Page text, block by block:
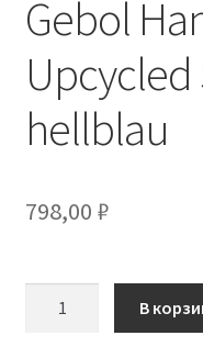
Gebol
Upcycled
hellblau
798,00 ₽
В